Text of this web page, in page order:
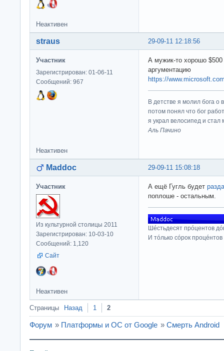
Неактивен
29-09-11 12:18:56
straus
Участник
Зарегистрирован: 01-06-11
Сообщений: 967
А мужик-то хорошо
аргументацию
https://
В детстве я молил бога о
потом понял что бог
я украл велосипед и стал
Аль Пачино
Неактивен
29-09-11 15:08:18
Maddoc
Участник
Из культурной столицы 2011
Зарегистрирован: 10-03-10
Сообщений: 1,120
Сайт
А ещё Гугль будет
поплоше - остальным.
Шéстьдесят прóцентов
И тóлько сóрок
Неактивен
Страницы Назад 1 2
Форум » Платформы и ОС от Google » Смерть Android